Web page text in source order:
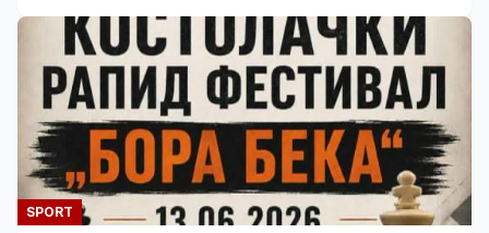
SPORT